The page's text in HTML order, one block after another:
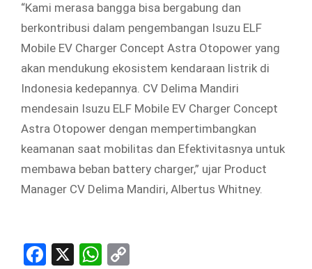
“Kami merasa bangga bisa bergabung dan
berkontribusi dalam pengembangan Isuzu ELF
Mobile EV Charger Concept Astra Otopower yang
akan mendukung ekosistem kendaraan listrik di
Indonesia kedepannya. CV Delima Mandiri
mendesain Isuzu ELF Mobile EV Charger Concept
Astra Otopower dengan mempertimbangkan
keamanan saat mobilitas dan Efektivitasnya untuk
membawa beban battery charger,” ujar Product
Manager CV Delima Mandiri, Albertus Whitney.
Facebook
X WhatsApp